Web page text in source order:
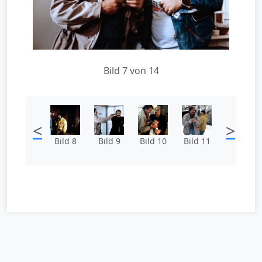
Bild 7 von 14
< Bild 8 Bild 9 Bild 10 Bild 11 >